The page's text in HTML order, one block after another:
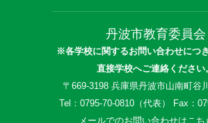
丹波市教育委員会
※各学校に関するお問い合わせにつき
直接学校へご連絡ください
〒669-3198 兵庫県丹波市山南町谷
Tel：0795-70-0810（代表） Fax：
メールでのお問い合わせはこち